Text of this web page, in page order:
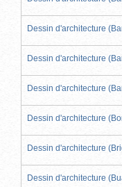
Dessin d'architecture
Dessin d'architecture
Dessin d'architecture
Dessin d'architecture
Dessin d'architecture
Dessin d'architecture